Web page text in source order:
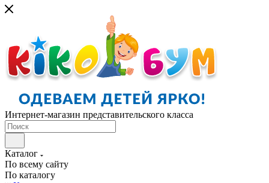
Интернет-магазин представительского класса
Каталог
По всему сайту
По каталогу